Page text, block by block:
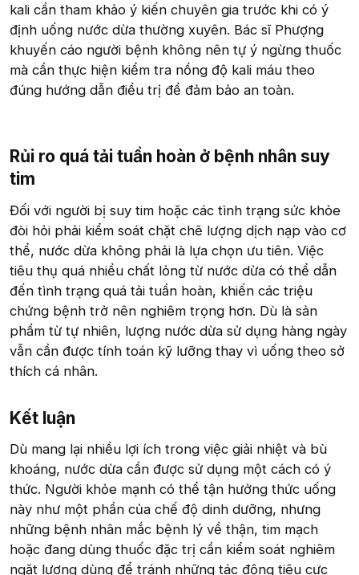
kali cần tham khảo ý kiến chuyên gia trước khi có ý
định uống nước dừa thường xuyên. Bác sĩ Phượng
khuyến cáo người bệnh không nên tự ý ngừng thuốc
mà cần thực hiện kiểm tra nồng độ kali máu theo
đúng hướng dẫn điều trị để đảm bảo an toàn.
Rủi ro quá tải tuần hoàn ở bệnh nhân suy
tim​
Đối với người bị suy tim hoặc các tình trạng sức khỏe
đòi hỏi phải kiểm soát chặt chẽ lượng dịch nạp vào cơ
thể, nước dừa không phải là lựa chọn ưu tiên. Việc
tiêu thụ quá nhiều chất lỏng từ nước dừa có thể dẫn
đến tình trạng quá tải tuần hoàn, khiến các triệu
chứng bệnh trở nên nghiêm trọng hơn. Dù là sản
phẩm từ tự nhiên, lượng nước dừa sử dụng hàng ngày
vẫn cần được tính toán kỹ lưỡng thay vì uống theo sở
thích cá nhân.
Kết luận​
Dù mang lại nhiều lợi ích trong việc giải nhiệt và bù
khoáng, nước dừa cần được sử dụng một cách có ý
thức. Người khỏe mạnh có thể tận hưởng thức uống
này như một phần của chế độ dinh dưỡng, nhưng
những bệnh nhân mắc bệnh lý về thận, tim mạch
hoặc đang dùng thuốc đặc trị cần kiểm soát nghiêm
ngặt lượng dùng để tránh những tác động tiêu cực